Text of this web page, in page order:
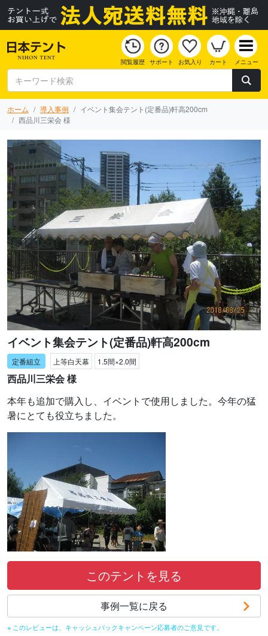
閲覧履歴 サポート お気入り カート メニュー
ホーム 導入事例
イベント集会テント(定番品)軒高200cm
西品川三栄会 様
イベント集会テント(定番品)軒高200cm
上等白天幕 1.5間×2.0間
西品川三栄会 様
本年も追加で購入し、イベントで使用しました。今年の猛
暑にとても役立ちました。
このテントを見る
事例一覧に戻る
※ このレビューは、キャッシュバックキャンペーン応募者のご意見です。